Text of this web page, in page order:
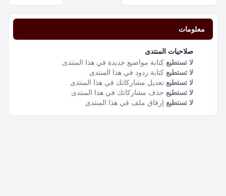
معلومات
صلاحيات المنتدى
لا تستطيع كتابة مواضيع جديدة في هذا المنتدى
لا تستطيع كتابة ردود في هذا المنتدى
لا تستطيع تعديل مشاركاتك في هذا المنتدى
لا تستطيع حذف مشاركاتك في هذا المنتدى
لا تستطيع إرفاق ملف في هذا المنتدى